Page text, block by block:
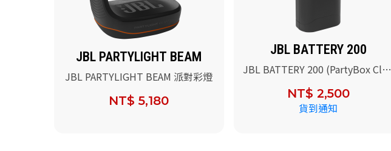
JBL PARTYLIGHT BEAM
JBL PARTYLIGHT BEAM 派對彩燈
NT$ 5,180
JBL BATTERY 200
JBL BATTERY 200 (PartyBox Club
120 & Partybox Encore 2電池)
NT$ 2,500
貨到通知